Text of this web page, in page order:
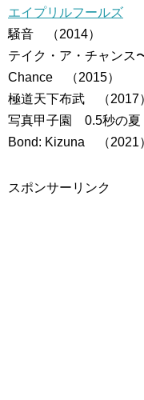
エイプリルフールズ
騒音 （2014）
テイク・ア・チャンス
Chance （2015）
極道天下布武 （2017
写真甲子園 0.5秒の夏
Bond: Kizuna （2021
スポンサーリンク